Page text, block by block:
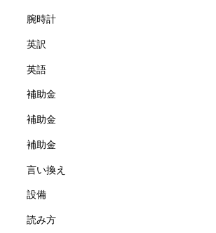
腕時計
英訳
英語
補助金
補助金
補助金
言い換え
設備
読み方